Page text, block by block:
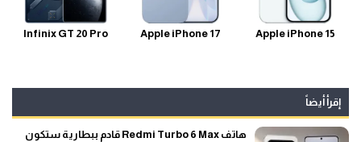
Apple iPhone 15
Apple iPhone 17
Infinix GT 20 Pro
إقرأ أيضاً
هاتف Redmi Turbo 6 Max قادم ببطارية ستكون